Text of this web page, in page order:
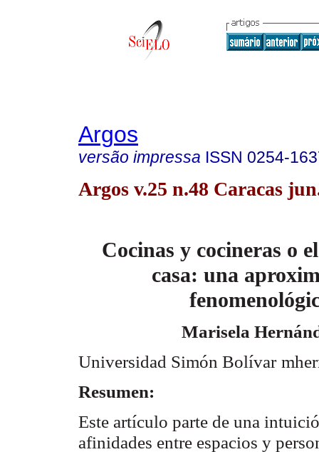
Argos
versão impressa ISSN 0254-
Argos v.25 n.48 Caracas
Cocinas y cocineras o
casa: una
Marisela
Universidad Simón Bolívar
Resumen:
Este artículo parte de una
afinidades entre espacios y